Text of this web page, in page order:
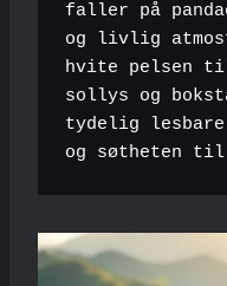
faller på
og livlig
hvite pelsen
sollys og
tydelig
og søtheten til